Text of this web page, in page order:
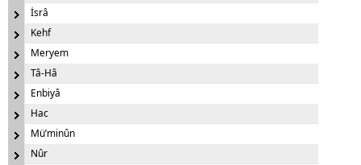
İsrâ
Kehf
Meryem
Tâ-Hâ
Enbiyâ
Hac
Mü’minûn
Nûr